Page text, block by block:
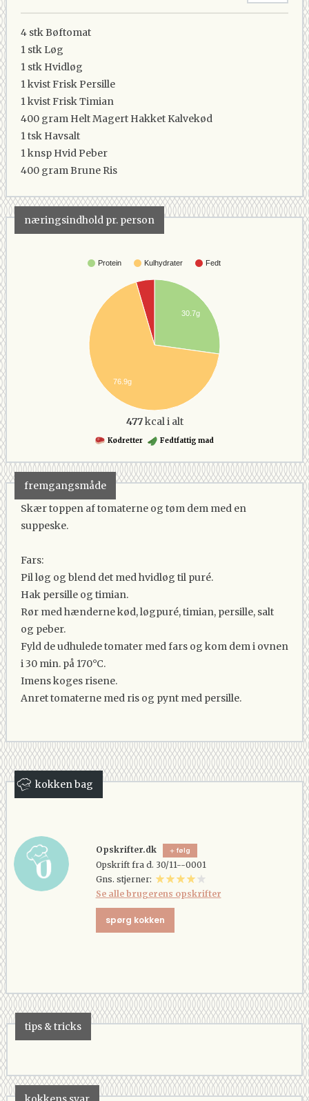
4 stkBøftomat
1 stk Løg
1 stk Hvidløg
1 kvistFrisk Persille
1 kvistFrisk Timian
400 gram Helt Magert Hakket Kalvekød
1 tsk Havsalt
1 knsp Hvid Peber
400 gramBrune Ris
næringsindhold pr. person
Protein Kulhydrater Fedt
30.7g
76.9g
477kcal i alt
Kødretter Fedtfattig mad
fremgangsmåde
Skær toppen af tomaterne og tøm dem med en
suppeske.
Fars:
Pil løg og blend det med hvidløg til puré.
Hak persille og timian.
Rør med hænderne kød, løgpuré, timian, persille, salt
og peber.
Fyld de udhulede tomater med fars og kom dem i ovnen
i 30 min. på 170°C.
Imens koges risene.
Anret tomaterne med ris og pynt med persille.
kokken bag
Opskrifter.dk følg
Opskrift fra d. 30/11--0001
Gns. stjerner:
Se alle brugerens opskrifter
spørg kokken
tips & tricks